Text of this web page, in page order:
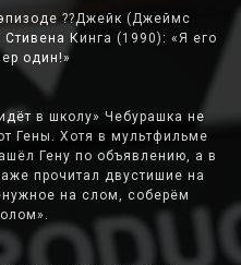
??Джейк (Джеймс
Кинга (1990): «Я его
один!»
в школу» Чебурашка не
Гены. Хотя в мультфильме
Гену по объявлению, а в
прочитал двустишие на
на слом, соберём